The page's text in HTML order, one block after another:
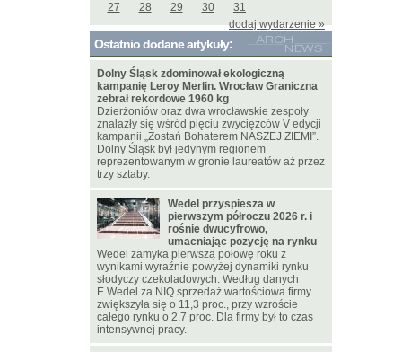
27
28 29 30
31
dodaj wydarzenie »
Ostatnio dodane artykuły:
Dolny Śląsk zdominował ekologiczną
kampanię Leroy Merlin. Wrocław Graniczna
zebrał rekordowe 1960 kg
Dzierżoniów oraz dwa wrocławskie zespoły
znalazły się wśród pięciu zwycięzców V edycji
kampanii „Zostań Bohaterem NASZEJ ZIEMI”.
Dolny Śląsk był jedynym regionem
reprezentowanym w gronie laureatów aż przez
trzy sztaby.
Wedel przyspiesza w
pierwszym półroczu 2026 r. i
rośnie dwucyfrowo,
umacniając pozycję na rynku
Wedel zamyka pierwszą połowę roku z
wynikami wyraźnie powyżej dynamiki rynku
słodyczy czekoladowych. Według danych
E.Wedel za NIQ sprzedaż wartościowa firmy
zwiększyła się o 11,3 proc., przy wzroście
całego rynku o 2,7 proc. Dla firmy był to czas
intensywnej pracy.